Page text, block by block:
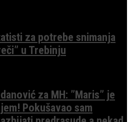
za potrebe snimanja
u Trebinju
za MH: ”Maris” je
Pokušavao sam